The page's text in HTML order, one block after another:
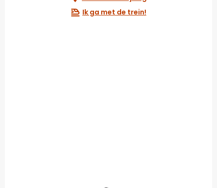
Ik ga met de trein!